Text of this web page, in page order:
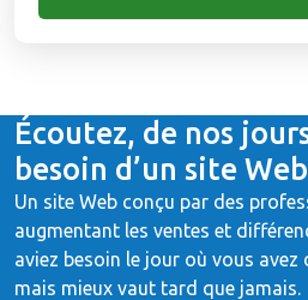
Écoutez, de nos
besoin d’un site
Un site Web conçu par des
augmentant les ventes et
aviez besoin le jour où vous
mais mieux vaut tard que jamais.